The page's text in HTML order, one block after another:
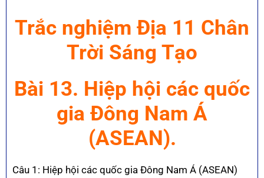
Trắc nghiệm Địa 11 Chân
Trời Sáng Tạo
Bài 13. Hiệp hội các quốc
gia Đông Nam Á
(ASEAN).
Câu 1: Hiệp hội các quốc gia Đông Nam Á (ASEAN)